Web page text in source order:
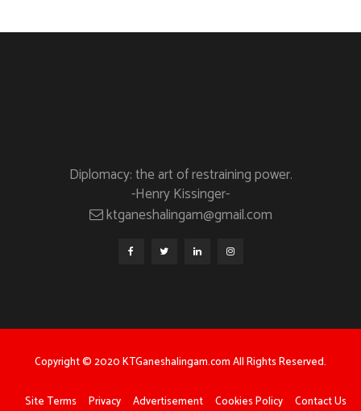
Diplomacy: the art of restraining power.
-Henry Kissinger-
ktganeshalingam@gmail.com
Copyright © 2020 KTGaneshalingam.com All Rights Reserved.
Site Terms Privacy Advertisement Cookies Policy Contact Us